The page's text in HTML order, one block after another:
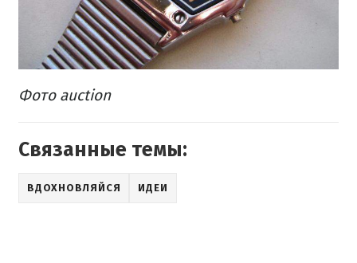
Фото auction
Связанные темы:
ВДОХНОВЛЯЙСЯ ИДЕИ